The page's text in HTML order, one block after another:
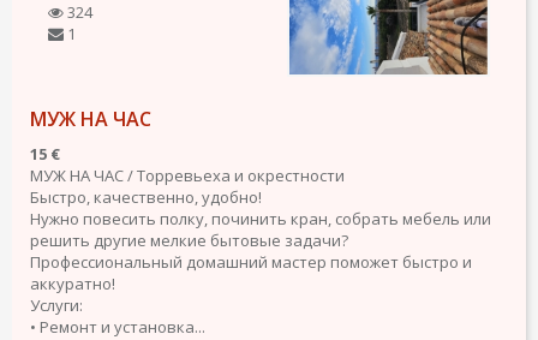
324
1
МУЖ НА ЧАС
15 €
МУЖ НА ЧАС / Торревьеха и окрестности
Быстро, качественно, удобно!
Нужно повесить полку, починить кран, собрать мебель или
решить другие мелкие бытовые задачи?
Профессиональный домашний мастер поможет быстро и
аккуратно!
Услуги:
• Ремонт и установка...